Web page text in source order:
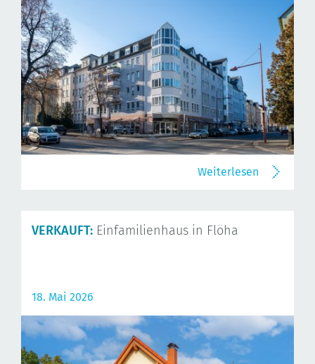
Weiterlesen
VERKAUFT: Einfamilienhaus in Flöha
18. Mai 2026